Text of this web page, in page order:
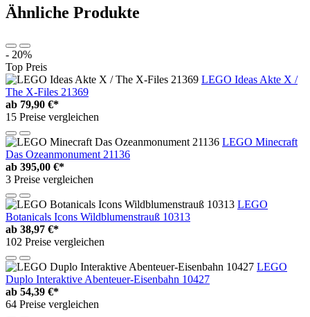
Ähnliche Produkte
- 20%
Top Preis
LEGO Ideas Akte X /
The X-Files 21369
ab 79,90 €*
15 Preise vergleichen
LEGO Minecraft
Das Ozeanmonument 21136
ab 395,00 €*
3 Preise vergleichen
LEGO
Botanicals Icons Wildblumenstrauß 10313
ab 38,97 €*
102 Preise vergleichen
LEGO
Duplo Interaktive Abenteuer-Eisenbahn 10427
ab 54,39 €*
64 Preise vergleichen